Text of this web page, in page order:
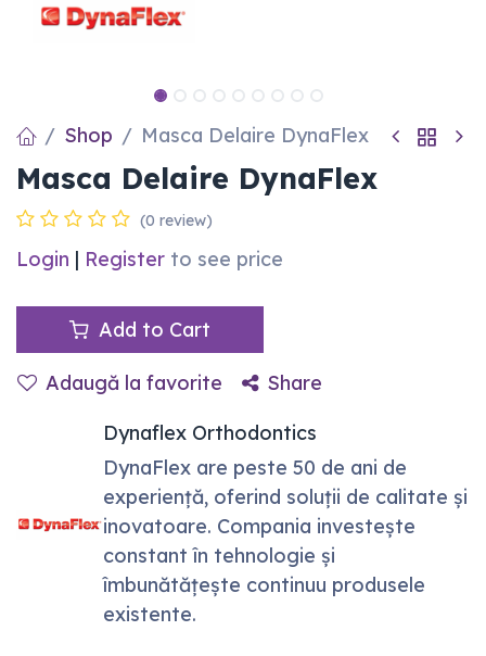
Shop Masca Delaire DynaFlex
Masca Delaire DynaFlex
(0 review)
Login | Register to see price
Add to Cart
Adaugă la favorite
Share
Dynaflex Orthodontics
DynaFlex are peste 50 de ani de
experiență, oferind soluții de calitate și
inovatoare. Compania investește
constant în tehnologie și
îmbunătățește continuu produsele
existente.